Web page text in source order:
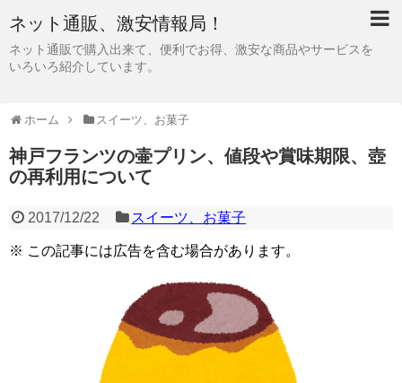
ネット通販、激安情報局！
ネット通販で購入出来て、便利でお得、激安な商品やサービスを
いろいろ紹介しています。
ホーム スイーツ、お菓子
神戸フランツの壷プリン、値段や賞味期限、壺
の再利用について
2017/12/22 スイーツ、お菓子
※ この記事には広告を含む場合があります。